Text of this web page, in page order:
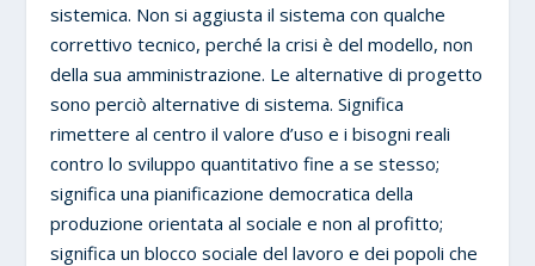
sistemica. Non si aggiusta il sistema con qualche
correttivo tecnico, perché la crisi è del modello, non
della sua amministrazione. Le alternative di progetto
sono perciò alternative di sistema. Significa
rimettere al centro il valore d’uso e i bisogni reali
contro lo sviluppo quantitativo fine a se stesso;
significa una pianificazione democratica della
produzione orientata al sociale e non al profitto;
significa un blocco sociale del lavoro e dei popoli che